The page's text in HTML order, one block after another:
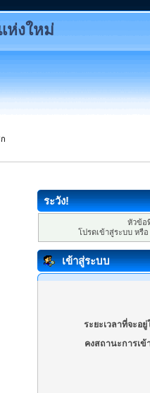
ห่งใหม่
ระวัง!
หัวข้อ
โปรดเข้าสู่ระบบ หรือ
เข้าสู่ระบบ
ระยะเวลาที่จะอ
คงสถานะการเข้